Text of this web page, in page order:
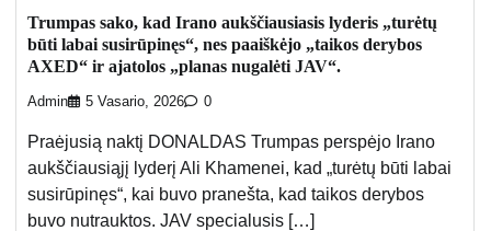
Trumpas sako, kad Irano aukščiausiasis lyderis „turėtų
būti labai susirūpinęs“, nes paaiškėjo „taikos derybos
AXED“ ir ajatolos „planas nugalėti JAV“.
Admin 5 Vasario, 2026 0
Praėjusią naktį DONALDAS Trumpas perspėjo Irano
aukščiausiąjį lyderį Ali Khamenei, kad „turėtų būti labai
susirūpinęs“, kai buvo pranešta, kad taikos derybos
buvo nutrauktos. JAV specialusis […]